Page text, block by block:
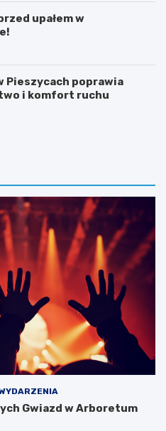
upałem w
Pieszycach poprawia
i komfort ruchu
Gwiazd w Arboretum